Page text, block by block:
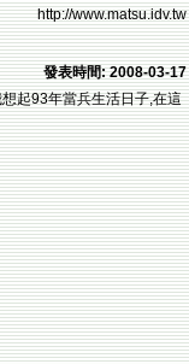
http://www.matsu.idv.tw
發表時間: 2008-03-17
起93年當兵生活日子,在這